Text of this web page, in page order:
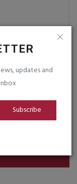
updates and
Subscribe